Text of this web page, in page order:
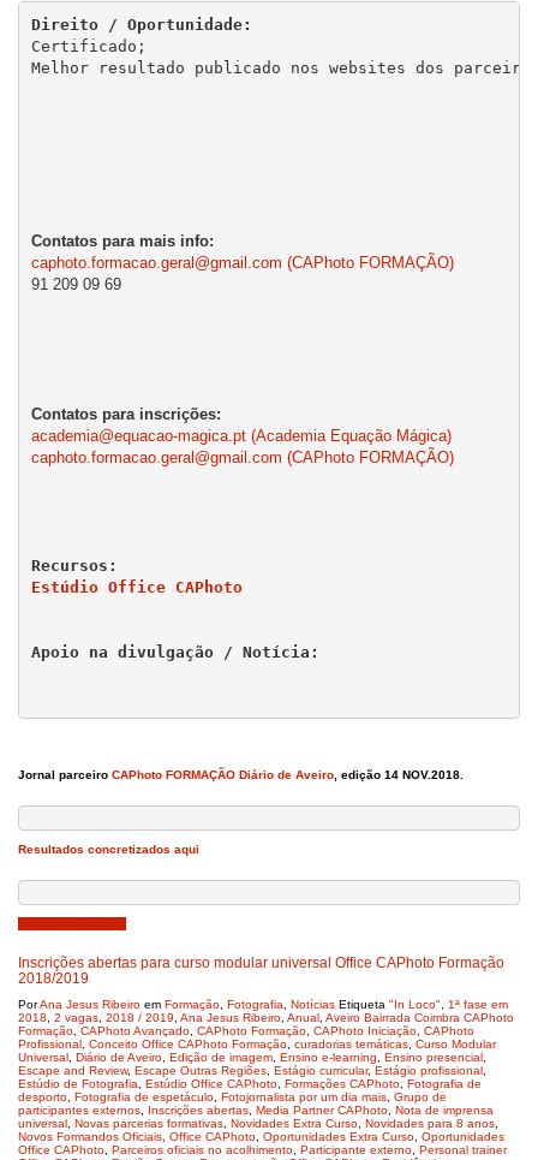
Direito / Oportunidade:
Certificado;
Melhor resultado publicado nos websites dos
caphoto.formacao.geral@gmail. com (CAPhoto FORMAÇÃO)
91 209 09 69
academia@equacao-magica.pt (Academia Equação Mágica )
caphoto.formacao.geral@gmail. com (CAPhoto FORMAÇÃO)
Estúdio Office CAPhoto
Apoio na divulgação / Notícia:
Jornal parceiro CAPhoto FORMAÇÃO Diário de Aveiro , edição 14 NOV.2018.
Resultados concretizados aqui
Inscrições abertas para curso modular universal Office CAPhoto Formação
2018/2019
PorAna Jesus Ribeiro em Formação Fotografia Notícias Etiqueta "In Loco"
1ª fase em
2018
2 vagas 2018 / 2019 Ana Jesus Ribeiro Anual Aveiro Bairrada Coimbra CAPhoto
Formação CAPhoto Avançado CAPhoto Formação CAPhoto Iniciação CAPhoto
Profissional Conceito Office CAPhoto Formação curadorias temáticas Curso Modular
Universal Diário de Aveiro Edição de imagem Ensino e-learning Ensino presencial
Escape and Review, Escape Outras Regiões Estágio curricular, Estágio profissional
Estúdio de Fotografia
Estúdio Office CAPhoto Formações CAPhoto Fotografia de
desporto Fotografia de espetáculo Fotojornalista por um dia mais Grupo de
participantes externos
Inscrições abertas Media Partner CAPhoto Nota de imprensa
universal Novas parcerias formativas Novidades Extra Curso Novidades para 8 anos
Novos Formandos Oficiais Office CAPhoto Oportunidades Extra Curso Oportunidades
Office CAPhoto Parceiros oficiais no acolhimento Participante externo Personal trainer